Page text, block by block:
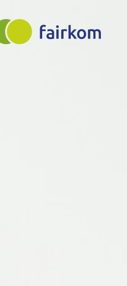
Main
navigation